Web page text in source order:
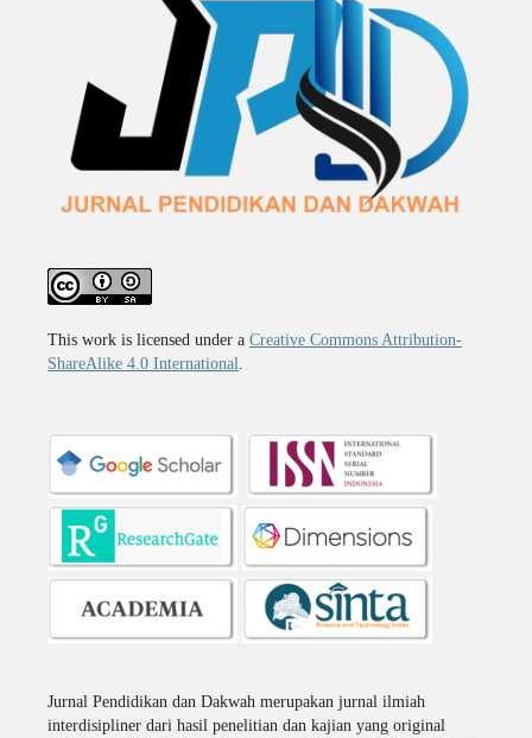
This work is licensed under a Creative Commons Attribution-
ShareAlike 4.0 International
Jurnal Pendidikan dan Dakwah merupakan jurnal ilmiah
interdisipliner dari hasil penelitian dan kajian yang original